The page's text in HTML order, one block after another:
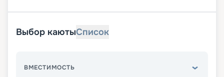
Выбор каютыСписок
ВМЕСТИМОСТЬ